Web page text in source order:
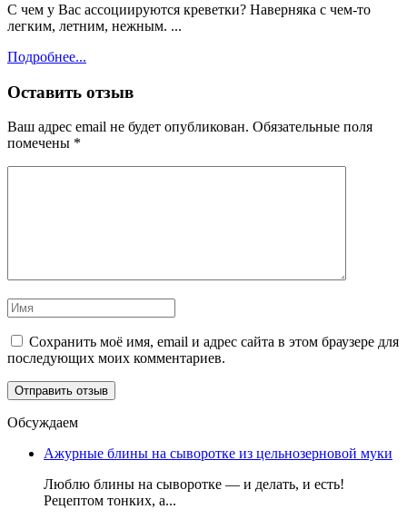
С чем у Вас ассоциируются креветки? Наверняка с чем-то
легким, летним, нежным. ...
Подробнее...
Оставить отзыв
Ваш адрес email не будет опубликован. Обязательные поля
помечены *
Сохранить моё имя, email и адрес сайта в этом браузере для
последующих моих комментариев.
Обсуждаем
Ажурные блины на сыворотке из цельнозерновой муки
Люблю блины на сыворотке — и делать, и есть!
Рецептом тонких, а...